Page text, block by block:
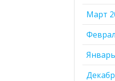
Март